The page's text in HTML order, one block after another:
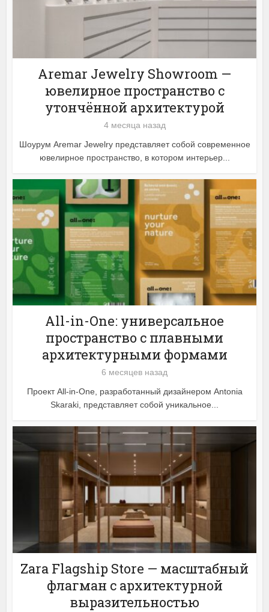
Aremar Jewelry Showroom —
ювелирное пространство с
утончённой архитектурой
4 месяца назад
Шоурум Aremar Jewelry представляет собой современное
ювелирное пространство, в котором интерьер...
All-in-One: универсальное
пространство с плавными
архитектурными формами
6 месяцев назад
Проект All-in-One, разработанный дизайнером Antonia
Skaraki, представляет собой уникальное...
Zara Flagship Store — масштабный
флагман с архитектурной
выразительностью